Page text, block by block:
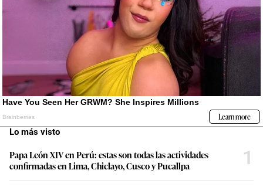
Lo más visto
Papa León XIV en Perú: estas son todas las actividades
confirmadas en Lima, Chiclayo, Cusco y Pucallpa
1